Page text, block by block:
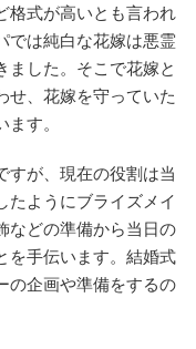
格式が高いとも言われ
では純白な花嫁は悪霊
ました。そこで花嫁と
せ、花嫁を守っていた
す。
すが、現在の役割は当
たようにブライズメイ
などの準備から当日の
を手伝います。結婚式
の企画や準備をするの